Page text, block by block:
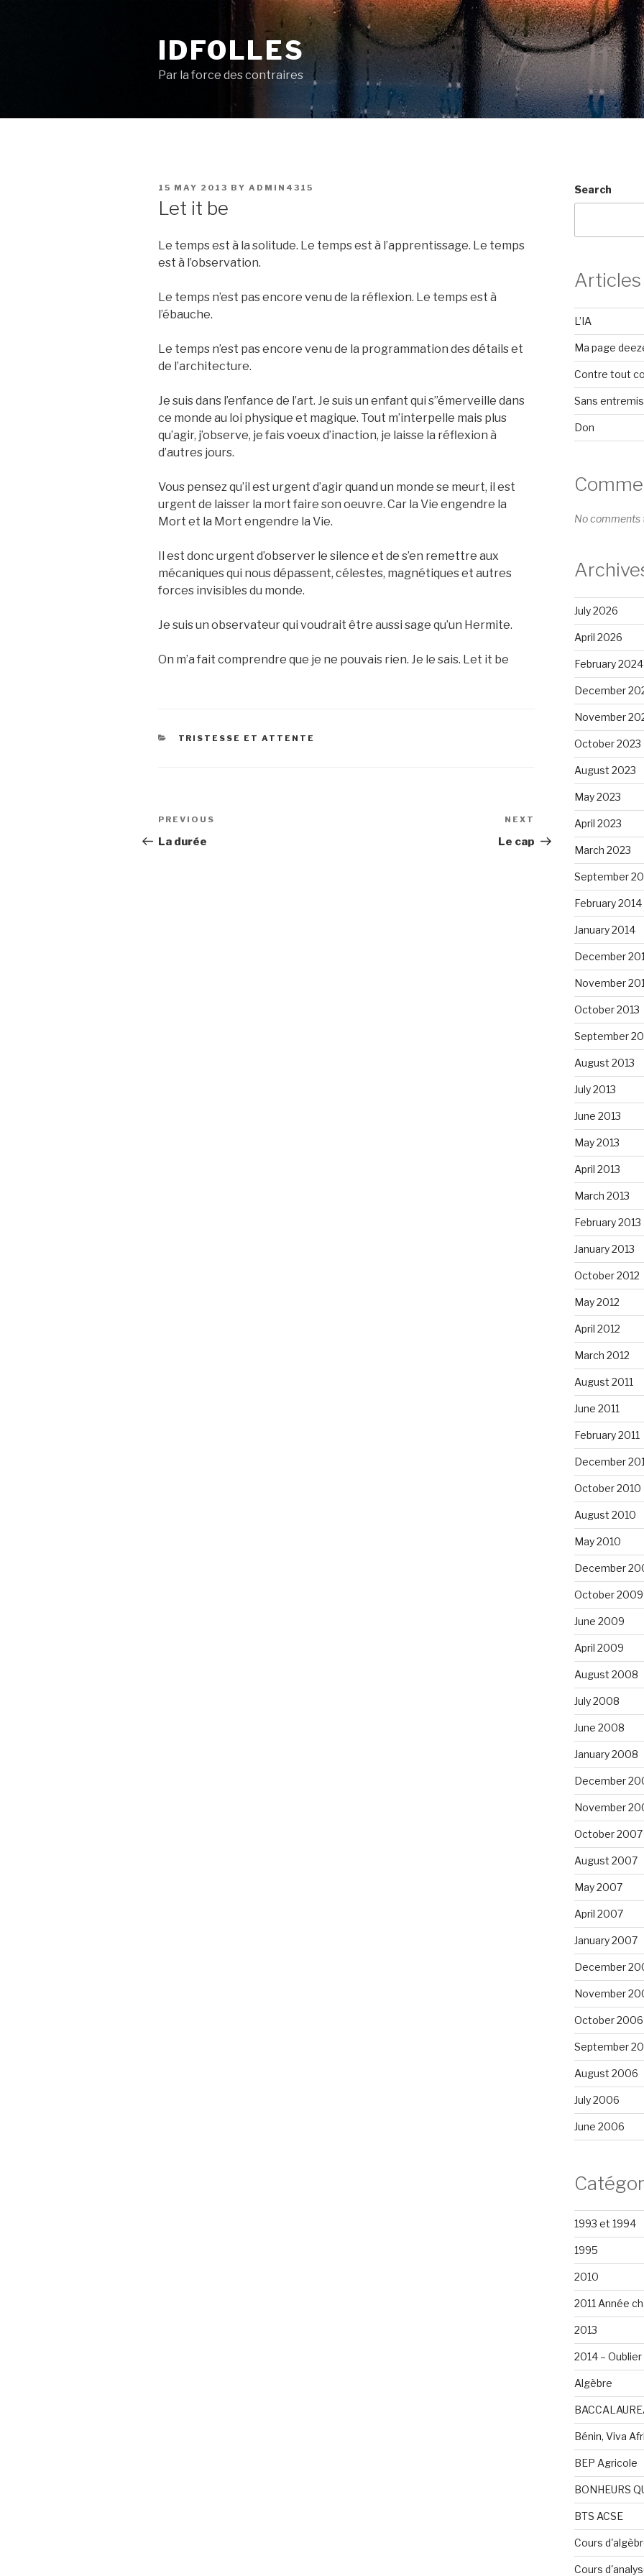
IDFOLLES
Par la force des contraires
POSTED
15 MAY 2013 BY ADMIN4315
Let it be
Le temps est à la solitude. Le temps est à l’apprentissage. Le temps
est à l’observation.
Le temps n’est pas encore venu de la réflexion. Le temps est à
l’ébauche.
Le temps n’est pas encore venu de la programmation des détails et
de l’architecture.
Je suis dans l’enfance de l’art. Je suis un enfant qui s”émerveille dans
ce monde au loi physique et magique. Tout m’interpelle mais plus
qu’agir, j’observe, je fais voeux d’inaction, je laisse la réflexion à
d’autres jours.
Vous pensez qu’il est urgent d’agir quand un monde se meurt, il est
urgent de laisser la mort faire son oeuvre. Car la Vie engendre la
Mort et la Mort engendre la Vie.
Il est donc urgent d’observer le silence et de s’en remettre aux
mécaniques qui nous dépassent, célestes, magnétiques et autres
forces invisibles du monde.
Je suis un observateur qui voudrait être aussi sage qu’un Hermite.
On m’a fait comprendre que je ne pouvais rien. Je le sais. Let it be
CATEGORIES
TRISTESSE ET ATTENTE
Post
navigation
Previous
Post
PREVIOUS
La durée
Post
NEXT
Le cap
Search
L’IA
Ma page
Contre tout
Sans
Don
No comments
July 2026
April 2026
February 2024
December
November
October 2023
August 2023
May 2023
April 2023
March 2023
September
February 2014
January 2014
December
November
October 2013
September
August 2013
July 2013
June 2013
May 2013
April 2013
March 2013
February 2013
January 2013
October 2012
May 2012
April 2012
March 2012
August 2011
June 2011
February 2011
December
October 2010
August 2010
May 2010
December
October 2009
June 2009
April 2009
August 2008
July 2008
June 2008
January 2008
December
November
October 2007
August 2007
May 2007
April 2007
January 2007
December
November
October 2006
September
August 2006
July 2006
June 2006
1993 et 1994
1995
2010
2011 Année
2013
2014 –
Algèbre
Bénin, Viva
BEP Agricole
BONHEURS
BTS ACSE
Cours
Cours